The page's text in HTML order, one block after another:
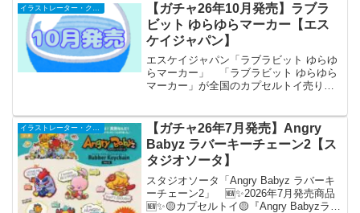
【ガチャ26年10月発売】ラブラ
ビット ゆらゆらマーカー【エス
ケイジャパン】
エスケイジャパン「ラブラビット ゆらゆ
らマーカー」 「ラブラビット ゆらゆら
マーカー」が全国のカプセルトイ売り場
ブラピット」が、気軽に身に付けられる
仕様で大人気のゆらゆ...
イラストレーター・クリエイター
【ガチャ26年7月発売】Angry
Babyz ラバーキーチェーン2【ス
タジオソータ】
スタジオソータ「Angry Babyz ラバーキ
ーチェーン2」 🆕✨2026年7月発売商品
🆕✨🟡カプセルトイ🟡『Angry Babyzラバ